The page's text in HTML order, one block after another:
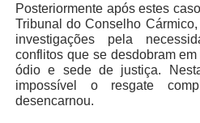
Posteriormente após estes
Tribunal do Conselho
investigações pela
conflitos que se desdobram
ódio e sede de justiça.
impossível o resgate
desencarnou.